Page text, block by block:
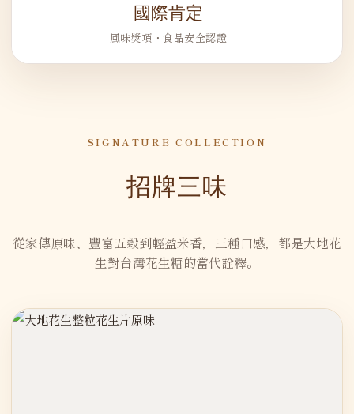
國際肯定
風味獎項・食品安全認證
SIGNATURE COLLECTION
招牌三味
從家傳原味、豐富五穀到輕盈米香，三種口感，都是大地花
生對台灣花生糖的當代詮釋。